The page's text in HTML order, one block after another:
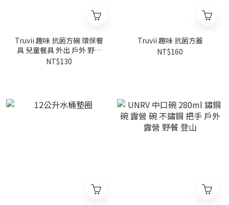
Truvii 趣味 抗菌方碗 環保餐
具 兒童餐具 外出 戶外 野餐
露營 野炊 餐碗 碗 餐具
NT$130
Truvii 趣味 抗菌方蓋
NT$160